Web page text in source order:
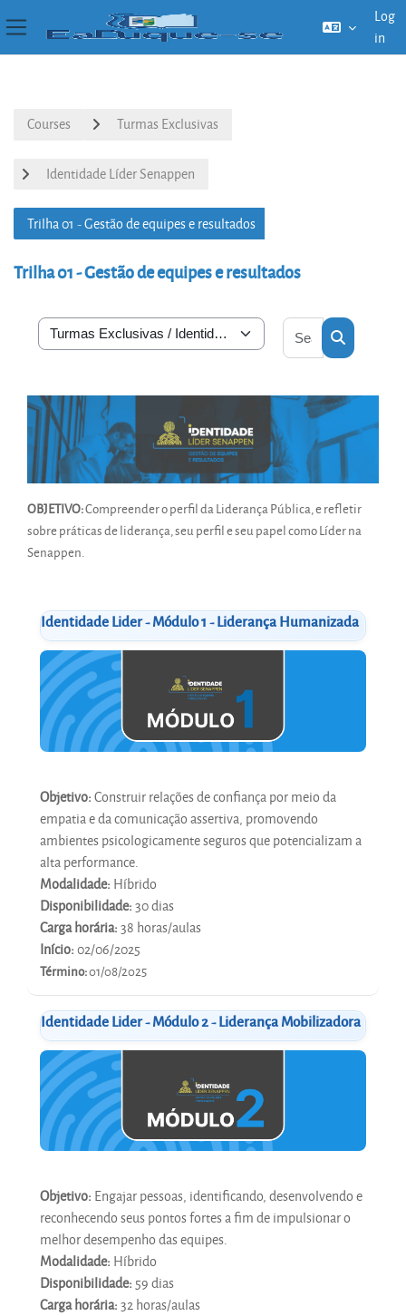
Log
in
Courses Turmas Exclusivas
Identidade Líder Senappen
Trilha 01 - Gestão de equipes e resultados
Trilha 01 - Gestão de equipes e resultados
Course categories
Search courses
OBJETIVO:Compreender o perfil da Liderança Pública, e refletir
sobre práticas de liderança, seu perfil e seu papel como Líder na
Senappen.
Identidade Lider - Módulo 1 - Liderança Humanizada
Objetivo:Construir relações de confiança por meio da
empatia e da comunicação assertiva, promovendo
ambientes psicologicamente seguros que potencializam a
alta performance.
Modalidade: Híbrido
Disponibilidade:30 dias
Carga horária:38 horas/aulas
Início:02/06/2025
Término:01/08/2025
Identidade Lider - Módulo 2 - Liderança Mobilizadora
Objetivo: Engajar pessoas, identificando, desenvolvendo e
reconhecendo seus pontos fortes a fim de impulsionar o
melhor desempenho das equipes.
Modalidade: Híbrido
Disponibilidade:59 dias
Carga horária:32 horas/aulas